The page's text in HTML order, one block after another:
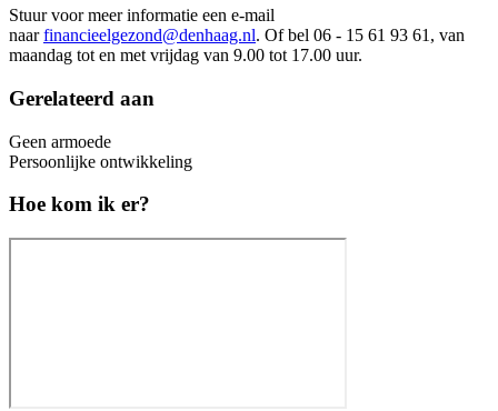
Stuur voor meer informatie een e-mail
naarfinancieelgezond@denhaag.nl. Of bel 06 - 15 61 93 61, van
maandag tot en met vrijdag van 9.00 tot 17.00 uur.
Gerelateerd aan
Geen armoede
Persoonlijke ontwikkeling
Hoe kom ik er?